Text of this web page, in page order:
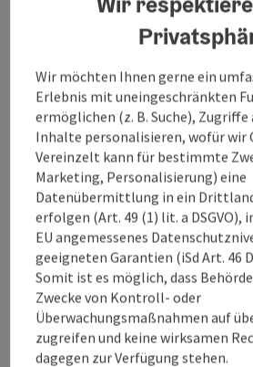
Ergebnisse
Einen
bitte … wir
passende
Ergebnisse.
Wir möchten Ihnen gerne ein
Erlebnis mit uneingeschränkten
ermöglichen (z. B. Suche),
Inhalte personalisieren, wofür wir
Vereinzelt kann für bestimmte
Marketing, Personalisierung) eine
Datenübermittlung in ein Drittland
erfolgen (Art. 49 (1) lit. a DSGVO),
EU angemessenes
geeigneten Garantien (iSd Art. 46
Somit ist es möglich, dass
Zwecke von Kontroll- oder
Überwachungsmaßnahmen auf
zugreifen und keine wirksamen
dagegen zur Verfügung stehen.